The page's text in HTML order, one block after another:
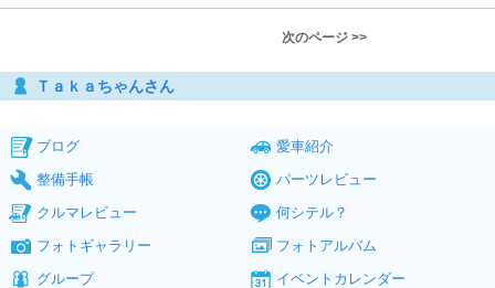
次のページ >>
Ｔａｋａちゃんさん
ブログ
愛車紹介
整備手帳
パーツレビュー
クルマレビュー
何シテル？
フォトギャラリー
フォトアルバム
グループ
イベントカレンダー